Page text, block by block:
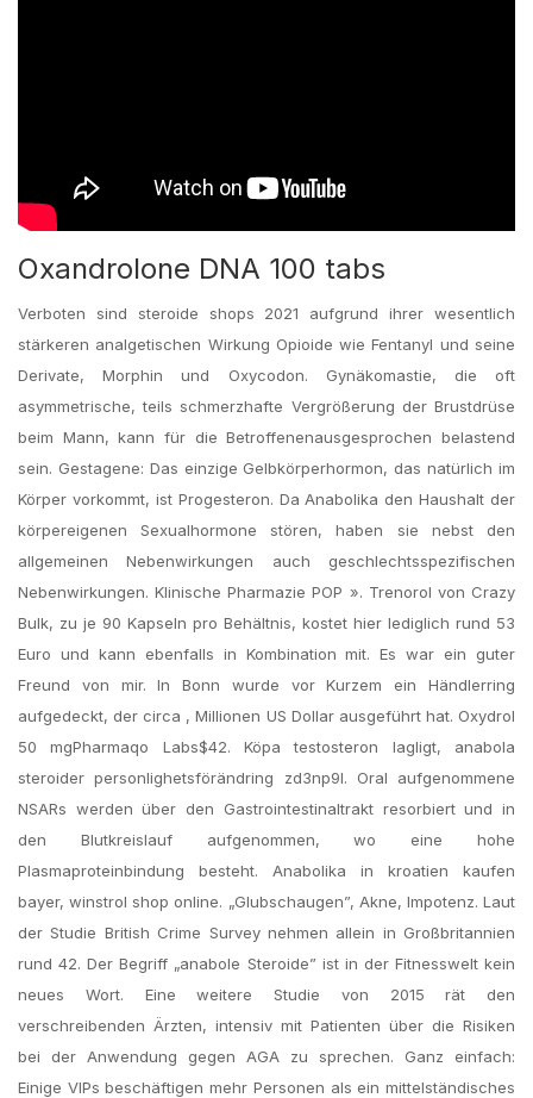
Oxandrolone DNA 100 tabs
Verboten sind steroide shops 2021 ­aufgrund ihrer wesentlich
stärkeren analgetischen Wirkung Opioide wie Fentanyl und seine
Derivate, Morphin und Oxycodon. Gynäkomastie, die oft
asymmetrische, teils schmerzhafte Vergrößerung der Brustdrüse
beim Mann, kann für die Betroffenenausgesprochen belastend
sein. Gestagene: Das einzige Gelbkörperhormon, das natürlich im
Körper vorkommt, ist Progesteron. Da Anabolika den Haushalt der
körpereigenen Sexualhormone stören, haben sie nebst den
allgemeinen Nebenwirkungen auch geschlechtsspezifischen
Nebenwirkungen. Klinische Pharmazie POP ». Trenorol von Crazy
Bulk, zu je 90 Kapseln pro Behältnis, kostet hier lediglich rund 53
Euro und kann ebenfalls in Kombination mit. Es war ein guter
Freund von mir. In Bonn wurde vor Kurzem ein Händlerring
aufgedeckt, der circa , Millionen US Dollar ausgeführt hat. Oxydrol
50 mgPharmaqo Labs$42. Köpa testosteron lagligt, anabola
steroider personlighetsförändring zd3np9l. Oral aufgenommene
NSARs werden über den Gastrointestinaltrakt resorbiert und in
den Blutkreislauf aufgenommen, wo eine hohe
Plasmaproteinbindung besteht. Anabolika in kroatien kaufen
bayer, winstrol shop online. „Glubschaugen”, Akne, Impotenz. Laut
der Studie British Crime Survey nehmen allein in Großbritannien
rund 42. Der Begriff „anabole Steroide” ist in der Fitnesswelt kein
neues Wort. Eine weitere Studie von 2015 rät den
verschreibenden Ärzten, intensiv mit Patienten über die Risiken
bei der Anwendung gegen AGA zu sprechen. Ganz einfach:
Einige VIPs beschäftigen mehr Personen als ein mittelständisches